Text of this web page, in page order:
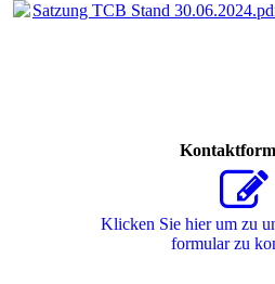
Satzung TCB Stand
Klicken Sie hier um zu
for­mu­lar zu